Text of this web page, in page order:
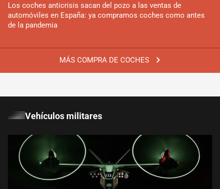
MÁS COMPRA DE COCHES
Los coches anticrisis sacan del pozo a las ventas de
automóviles en España: ya compramos coches como antes
de la pandemia
Vehículos militares